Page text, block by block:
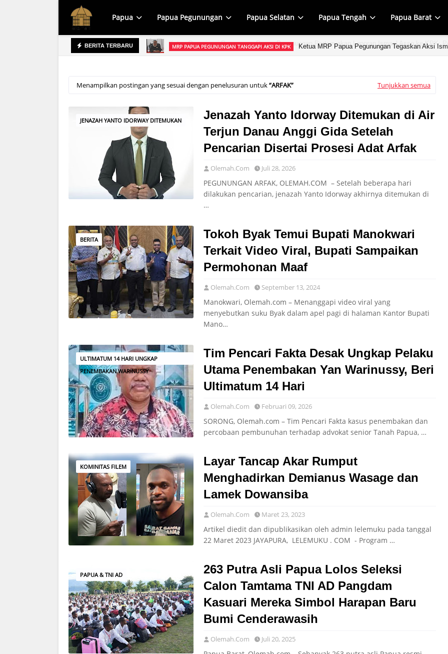
Papua Papua Pegunungan Papua Selatan Papua Tengah Papua Barat
BERITA TERBARU MRP PAPUA PEGUNUNGAN TANGGAPI AKSI DI KPK Ketua MRP Papua Pegunungan Tegaskan Aksi
Menampilkan postingan yang sesuai dengan penelusuran untuk ARFAK Tunjukkan semua
JENAZAH YANTO IDORWAY DITEMUKAN
Jenazah Yanto Idorway Ditemukan di Air
Terjun Danau Anggi Gida Setelah
Pencarian Disertai Prosesi Adat Arfak
Olemah.Com Juli 28, 2026
PEGUNUNGAN ARFAK, OLEMAH.COM – Setelah beberapa hari
dilakukan pencarian, jenazah Yanto Idorway akhirnya ditemukan di
…
BERITA
Tokoh Byak Temui Bupati Manokwari
Terkait Video Viral, Bupati Sampaikan
Permohonan Maaf
Olemah.Com September 13, 2024
Manokwari, Olemah.com – Menanggapi video viral yang
menyebutkan suku Byak dalam apel pagi di halaman Kantor Bupati
Mano…
ULTIMATUM 14 HARI UNGKAP
PENEMBAKAN WARINUSSY
Tim Pencari Fakta Desak Ungkap Pelaku
Utama Penembakan Yan Warinussy, Beri
Ultimatum 14 Hari
Olemah.Com Februari 09, 2026
SORONG, Olemah.com – Tim Pencari Fakta kasus penembakan dan
percobaan pembunuhan terhadap advokat senior Tanah Papua, …
KOMINITAS FILEM
Layar Tancap Akar Rumput
Menghadirkan Demianus Wasage dan
Lamek Dowansiba
Olemah.Com Maret 23, 2023
Artikel diedit dan dipublikasikan oleh admin lelemuku pada tanggal
22 Maret 2023 JAYAPURA, LELEMUKU . COM - Program …
PAPUA & TNI AD
263 Putra Asli Papua Lolos Seleksi
Calon Tamtama TNI AD Pangdam
Kasuari Mereka Simbol Harapan Baru
Bumi Cenderawasih
Olemah.Com Juli 20, 2025